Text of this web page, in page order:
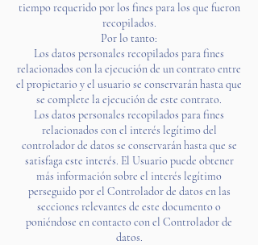
tiempo requerido por los fines para los que fueron
recopilados.
Por lo tanto:
Los datos personales recopilados para fines
relacionados con la ejecución de un contrato entre
el propietario y el usuario se conservarán hasta que
se complete la ejecución de este contrato.
Los datos personales recopilados para fines
relacionados con el interés legítimo del
controlador de datos se conservarán hasta que se
satisfaga este interés. El Usuario puede obtener
más información sobre el interés legítimo
perseguido por el Controlador de datos en las
secciones relevantes de este documento o
poniéndose en contacto con el Controlador de
datos.